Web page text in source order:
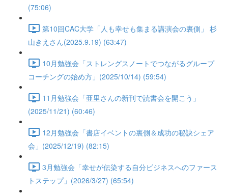
(75:06)
第10回CAC大学「人も幸せも集まる講演会の裏側」 杉
山きえさん(2025.9.19) (63:47)
10月勉強会「ストレングスノートでつながるグループ
コーチングの始め方」(2025/10/14) (59:54)
11月勉強会「亜里さんの新刊で読書会を開こう」
(2025/11/21) (60:46)
12月勉強会「書店イベントの裏側＆成功の秘訣シェア
会」(2025/12/19) (82:15)
3月勉強会「幸せが伝染する自分ビジネスへのファース
トステップ」(2026/3/27) (65:54)